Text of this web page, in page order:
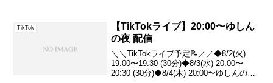
いこと」「20:00閉店になること」は...
TikTok
【TikTokライブ】20:00〜ゆしん
の夜 配信
＼＼TikTokライブ予定📝／／◆8/2(火)
19:00〜19:30 (30分)◆8/3(水) 20:00〜
20:30 (30分)◆8/4(木) 20:00〜ゆしんの夜